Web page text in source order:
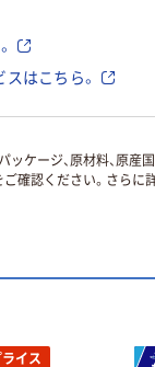
はこちら。
ケージ、原材料、原
認ください。さらに
イス